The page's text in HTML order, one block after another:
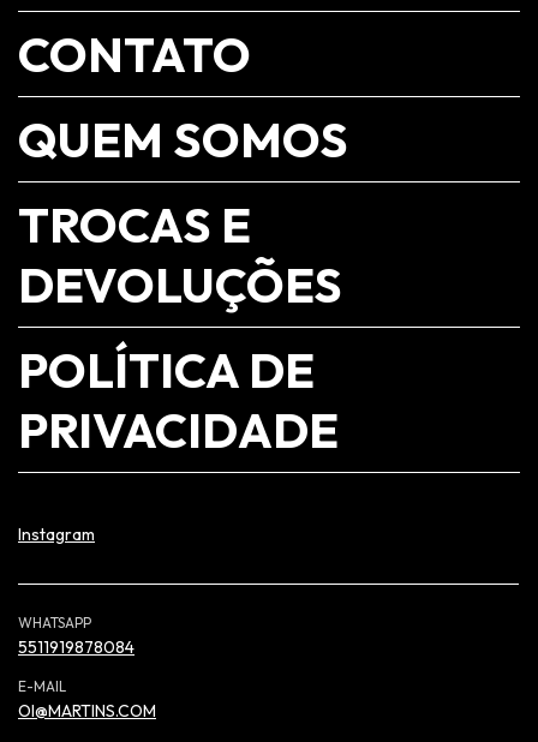
CONTATO
QUEM SOMOS
TROCAS E
DEVOLUÇÕES
POLÍTICA DE
PRIVACIDADE
Instagram
WHATSAPP
5511919878084
E-MAIL
OI@MARTINS.COM